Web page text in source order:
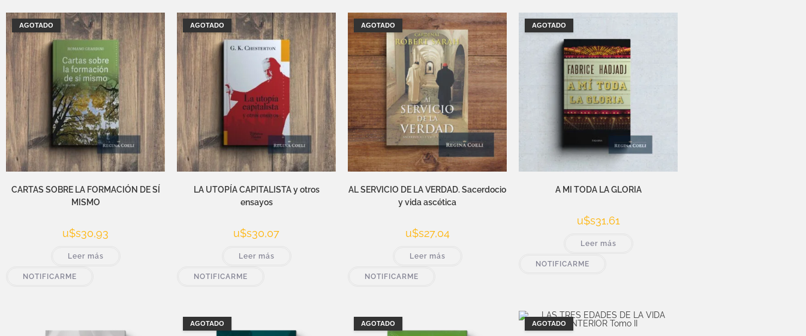
AGOTADO
CARTAS SOBRE LA FORMACIÓN DE SÍ
MISMO
u$s30,93
Leer más
NOTIFICARME
AGOTADO
LA UTOPÍA CAPITALISTA y otros
ensayos
u$s30,07
Leer más
NOTIFICARME
AGOTADO
AL SERVICIO DE LA VERDAD. Sacerdocio
y vida ascética
u$s27,04
Leer más
NOTIFICARME
AGOTADO
A MI TODA LA GLORIA
u$s31,61
Leer más
NOTIFICARME
AGOTADO AGOTADO AGOTADO